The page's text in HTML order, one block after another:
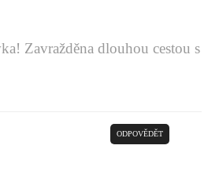
Zavražděna dlouhou cestou s
ODPOVĚDĚT